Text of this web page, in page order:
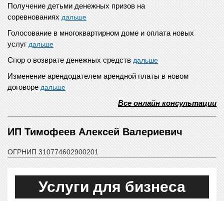
Получение детьми денежных призов на
соревнованиях дальше
Голосование в многоквартирном доме и оплата новых
услуг дальше
Спор о возврате денежных средств дальше
Изменение арендодателем арендной платы в новом
договоре дальше
Все онлайн консультации
ИП Тимофеев Алексей Валериевич
ОГРНИП 310774602900201
Услуги для бизнеса